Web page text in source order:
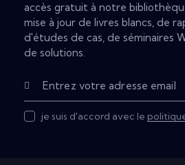
accès gratuit à notre
mise à jour de livres blancs, de
d'études de cas, de séminaires
de solutions.
je suis d'accord avec le